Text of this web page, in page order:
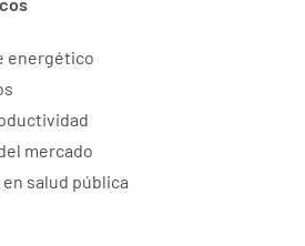
energético
mercado
salud pública